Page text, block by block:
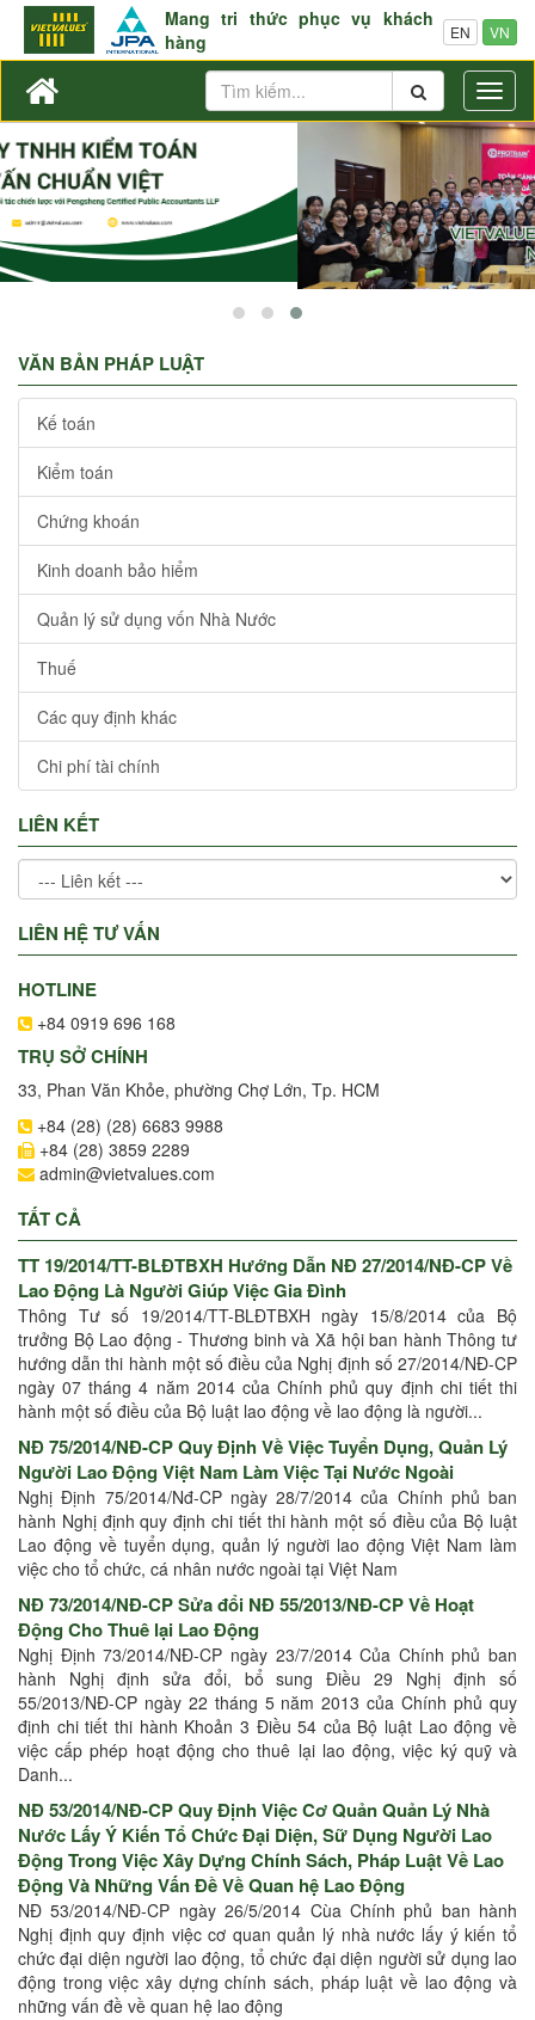
Mang tri thức phục vụ khách
hàng
EN VN
VĂN BẢN PHÁP LUẬT
Kế toán
Kiểm toán
Chứng khoán
Kinh doanh bảo hiểm
Quản lý sử dụng vốn Nhà Nước
Thuế
Các quy định khác
Chi phí tài chính
LIÊN KẾT
LIÊN HỆ TƯ VẤN
HOTLINE
+84 0919 696 168
TRỤ SỞ CHÍNH
33, Phan Văn Khỏe, phường Chợ Lớn, Tp. HCM
+84 (28) (28) 6683 9988
+84 (28) 3859 2289
admin@vietvalues.com
TẤT CẢ
TT 19/2014/TT-BLĐTBXH Hướng Dẫn NĐ 27/2014/NĐ-CP Về
Lao Động Là Người Giúp Việc Gia Đình
Thông Tư số 19/2014/TT-BLĐTBXH ngày 15/8/2014 của Bộ
trưởng Bộ Lao động - Thương binh và Xã hội ban hành Thông tư
hướng dẫn thi hành một số điều của Nghị định số 27/2014/NĐ-CP
ngày 07 tháng 4 năm 2014 của Chính phủ quy định chi tiết thi
hành một số điều của Bộ luật lao động về lao động là người...
NĐ 75/2014/NĐ-CP Quy Định Về Việc Tuyển Dụng, Quản Lý
Người Lao Động Việt Nam Làm Việc Tại Nước Ngoài
Nghị Định 75/2014/Nđ-CP ngày 28/7/2014 của Chính phủ ban
hành Nghị định quy định chi tiết thi hành một số điều của Bộ luật
Lao động về tuyển dụng, quản lý người lao động Việt Nam làm
việc cho tổ chức, cá nhân nước ngoài tại Việt Nam
NĐ 73/2014/NĐ-CP Sửa đổi NĐ 55/2013/NĐ-CP Về Hoạt
Động Cho Thuê lại Lao Động
Nghị Định 73/2014/NĐ-CP ngày 23/7/2014 Của Chính phủ ban
hành Nghị định sửa đổi, bổ sung Điều 29 Nghị định số
55/2013/NĐ-CP ngày 22 tháng 5 năm 2013 của Chính phủ quy
định chi tiết thi hành Khoản 3 Điều 54 của Bộ luật Lao động về
việc cấp phép hoạt động cho thuê lại lao động, việc ký quỹ và
Danh...
NĐ 53/2014/NĐ-CP Quy Định Việc Cơ Quản Quản Lý Nhà
Nước Lấy Ý Kiến Tổ Chức Đại Diện, Sữ Dụng Người Lao
Động Trong Việc Xây Dựng Chính Sách, Pháp Luật Về Lao
Động Và Những Vấn Đề Về Quan hệ Lao Động
NĐ 53/2014/NĐ-CP ngày 26/5/2014 Cùa Chính phủ ban hành
Nghị định quy định việc cơ quan quản lý nhà nước lấy ý kiến tổ
chức đại diện người lao động, tổ chức đại diện người sử dụng lao
động trong việc xây dựng chính sách, pháp luật về lao động và
những vấn đề về quan hệ lao động